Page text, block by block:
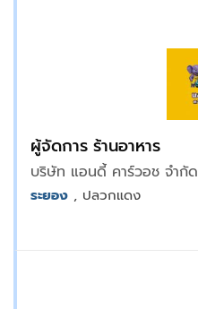
ผู้จัดการ ร้านอาหาร
บริษัท แอนดี้ คาร์วอช จำกัด
ระยอง , ปลวกแดง